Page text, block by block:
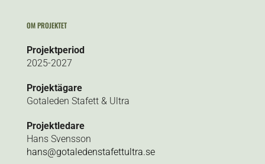
OM PROJEKTET
Projektperiod
2025-2027
Projektägare
Gotaleden Stafett & Ultra
Projektledare
Hans Svensson
hans@gotaledenstafettultra.se